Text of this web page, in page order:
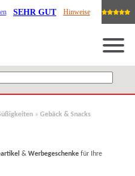
SEHR GUT Hinweise
» Gebäck & Snacks
& Werbegeschenke für Ihre